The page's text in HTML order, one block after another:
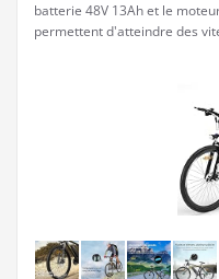
batterie 48V 13Ah et le
permettent d'atteindre des